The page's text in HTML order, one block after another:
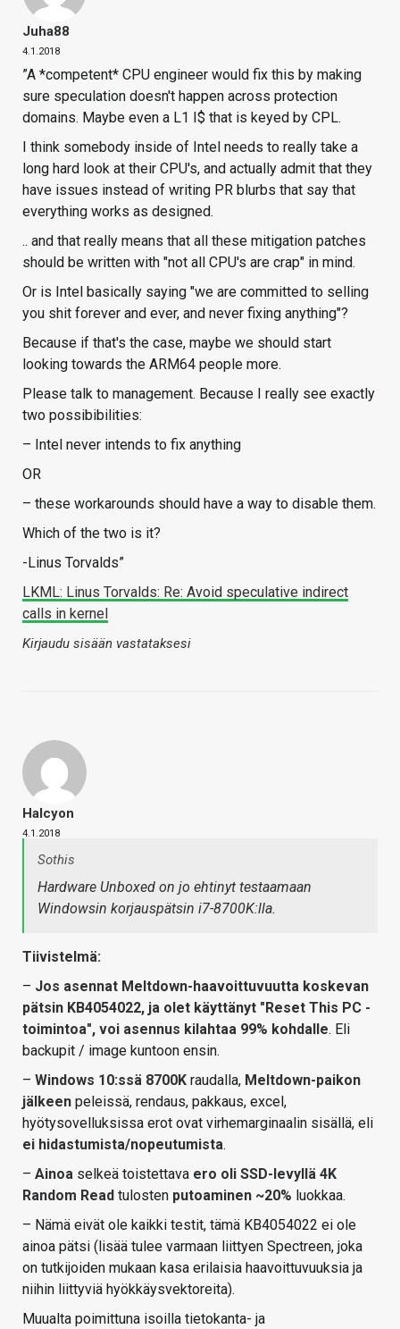
Juha88
4.1.2018
”A *competent* CPU engineer would fix this by making
sure speculation doesn't happen across protection
domains. Maybe even a L1 I$ that is keyed by CPL.
I think somebody inside of Intel needs to really take a
long hard look at their CPU's, and actually admit that they
have issues instead of writing PR blurbs that say that
everything works as designed.
.. and that really means that all these mitigation patches
should be written with "not all CPU's are crap" in mind.
Or is Intel basically saying "we are committed to selling
you shit forever and ever, and never fixing anything"?
Because if that's the case, maybe we should start
looking towards the ARM64 people more.
Please talk to management. Because I really see exactly
two possibibilities:
– Intel never intends to fix anything
OR
– these workarounds should have a way to disable them.
Which of the two is it?
-Linus Torvalds”
LKML: Linus Torvalds: Re: Avoid speculative indirect
calls in kernel
Kirjaudu sisään vastataksesi
Halcyon
4.1.2018
Sothis
Hardware Unboxed on jo ehtinyt testaamaan
Windowsin korjauspätsin i7-8700K:lla.
Tiivistelmä:
– Jos asennat Meltdown-haavoittuvuutta koskevan
pätsin KB4054022, ja olet käyttänyt "Reset This PC -
toimintoa", voi asennus kilahtaa 99% kohdalle. Eli
backupit / image kuntoon ensin.
– Windows 10:ssä 8700K raudalla, Meltdown-paikon
jälkeen peleissä, rendaus, pakkaus, excel,
hyötysovelluksissa erot ovat virhemarginaalin sisällä, eli
ei hidastumista/nopeutumista.
– Ainoa selkeä toistettava ero oli SSD-levyllä 4K
Random Read tulosten putoaminen ~20% luokkaa.
– Nämä eivät ole kaikki testit, tämä KB4054022 ei ole
ainoa pätsi (lisää tulee varmaan liittyen Spectreen, joka
on tutkijoiden mukaan kasa erilaisia haavoittuvuuksia ja
niihin liittyviä hyökkäysvektoreita).
Muualta poimittuna isoilla tietokanta- ja